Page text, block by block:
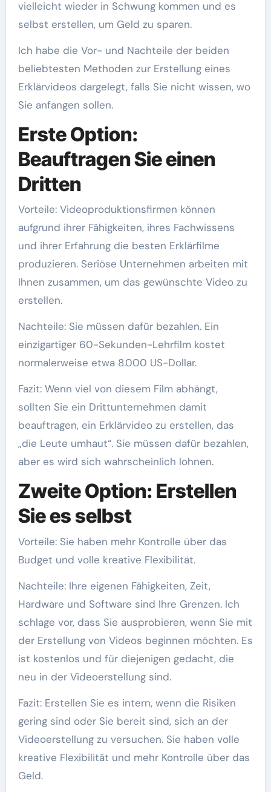
vielleicht wieder in Schwung kommen und es
selbst erstellen, um Geld zu sparen.
Ich habe die Vor- und Nachteile der beiden
beliebtesten Methoden zur Erstellung eines
Erklärvideos dargelegt, falls Sie nicht wissen, wo
Sie anfangen sollen.
Erste Option:
Beauftragen Sie einen
Dritten
Vorteile: Videoproduktionsfirmen können
aufgrund ihrer Fähigkeiten, ihres Fachwissens
und ihrer Erfahrung die besten Erklärfilme
produzieren. Seriöse Unternehmen arbeiten mit
Ihnen zusammen, um das gewünschte Video zu
erstellen.
Nachteile: Sie müssen dafür bezahlen. Ein
einzigartiger 60-Sekunden-Lehrfilm kostet
normalerweise etwa 8.000 US-Dollar.
Fazit: Wenn viel von diesem Film abhängt,
sollten Sie ein Drittunternehmen damit
beauftragen, ein Erklärvideo zu erstellen, das
„die Leute umhaut“. Sie müssen dafür bezahlen,
aber es wird sich wahrscheinlich lohnen.
Zweite Option: Erstellen
Sie es selbst
Vorteile: Sie haben mehr Kontrolle über das
Budget und volle kreative Flexibilität.
Nachteile: Ihre eigenen Fähigkeiten, Zeit,
Hardware und Software sind Ihre Grenzen. Ich
schlage vor, dass Sie ausprobieren, wenn Sie mit
der Erstellung von Videos beginnen möchten. Es
ist kostenlos und für diejenigen gedacht, die
neu in der Videoerstellung sind.
Fazit: Erstellen Sie es intern, wenn die Risiken
gering sind oder Sie bereit sind, sich an der
Videoerstellung zu versuchen. Sie haben volle
kreative Flexibilität und mehr Kontrolle über das
Geld.